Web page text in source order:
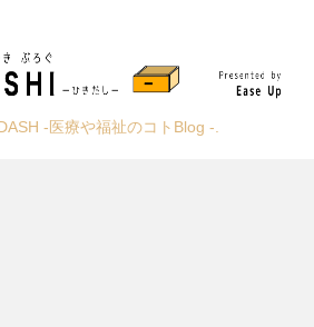
-医療や福祉のコトBlog -.